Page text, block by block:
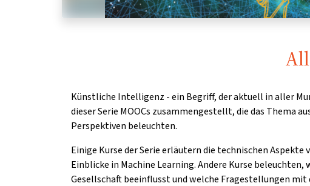
Künstliche Intelligenz - ein Begriff, der aktuell in aller
dieser Serie MOOCs zusammengestellt, die das Thema
Perspektiven beleuchten.
Einige Kurse der Serie erläutern die technischen Aspekte
Einblicke in Machine Learning. Andere Kurse beleuchten,
Gesellschaft beeinflusst und welche Fragestellungen mit